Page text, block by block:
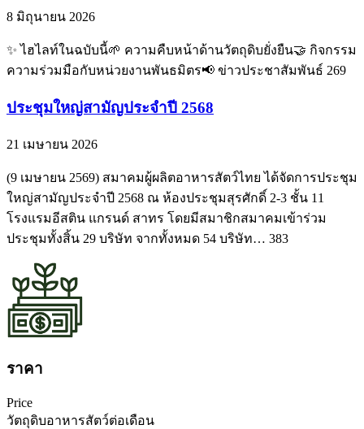
8 มิถุนายน 2026
✨ ไฮไลท์ในฉบับนี้🌱 ความคืบหน้าด้านวัตถุดิบยั่งยืน🤝 กิจกรรม
ความร่วมมือกับหน่วยงานพันธมิตร📢 ข่าวประชาสัมพันธ์ 269
ประชุมใหญ่สามัญประจำปี 2568
21 เมษายน 2026
(9 เมษายน 2569) สมาคมผู้ผลิตอาหารสัตว์ไทย ได้จัดการประชุม
ใหญ่สามัญประจำปี 2568 ณ ห้องประชุมสุรศักดิ์ 2-3 ชั้น 11
โรงแรมอีสติน แกรนด์ สาทร โดยมีสมาชิกสมาคมเข้าร่วม
ประชุมทั้งสิ้น 29 บริษัท จากทั้งหมด 54 บริษัท… 383
ราคา
Price
วัตถุดิบอาหารสัตว์ต่อเดือน